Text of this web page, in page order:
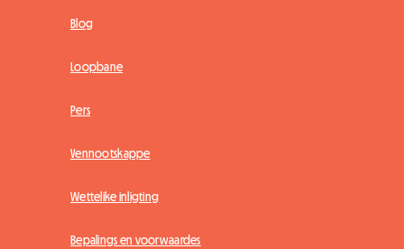
Blog
Loopbane
Pers
Vennootskappe
Wettelike inligting
Bepalings en voorwaardes